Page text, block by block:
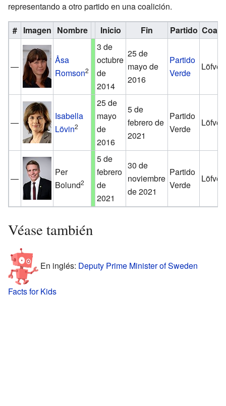
representando a otro partido en una coalición.
# Imagen Nombre Inicio Fin Partido
—
Åsa
Romson2
3 de
octubre
de
2014
25 de
mayo de
2016
Partido
Verde
Löfven
—
Isabella
Lövin2
25 de
mayo
de
2016
5 de
febrero de
2021
Partido
Verde
Löfven
—
Per
Bolund2
5 de
febrero
de
2021
30 de
noviembre
de 2021
Partido
Verde
Löfven
Véase también
En inglés: Deputy Prime Minister of Sweden
Facts for Kids